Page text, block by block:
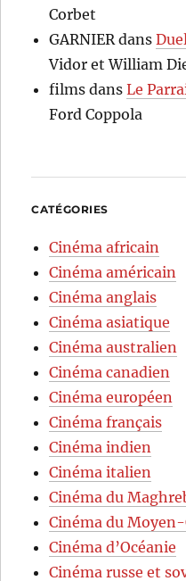
Corbet
GARNIERdans
Vidor et William
films dansLe
Ford Coppola
CATÉGORIES
Cinéma africain
Cinéma américain
Cinéma anglais
Cinéma asiatique
Cinéma australien
Cinéma canadien
Cinéma européen
Cinéma français
Cinéma indien
Cinéma italien
Cinéma du
Cinéma du
Cinéma d’Océanie
Cinéma russe et